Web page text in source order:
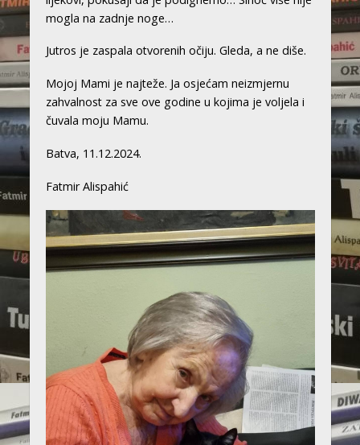
mogla na zadnje noge…
Jutros je zaspala otvorenih očiju. Gleda, a ne diše.
Mojoj Mami je najteže. Ja osjećam neizmjernu
zahvalnost za sve ove godine u kojima je voljela i
čuvala moju Mamu.
Batva, 11.12.2024.
Fatmir Alispahić